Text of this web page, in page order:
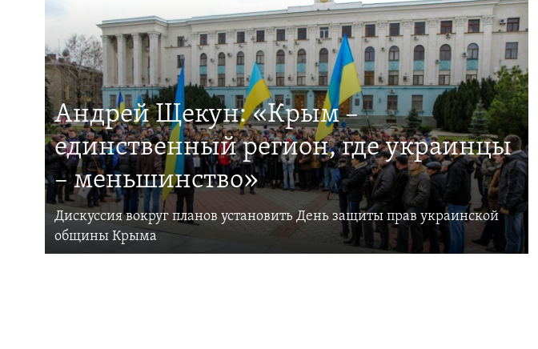
Андрей Щекун: «Крым –
единственный регион, где украинцы
– меньшинство»
Дискуссия вокруг планов установить День защиты прав украинской
общины Крыма